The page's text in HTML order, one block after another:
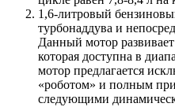
1,6-литровый
турбонаддува и
Данный мотор
которая доступна в
мотор предлагается
«роботом» и полным
следующими